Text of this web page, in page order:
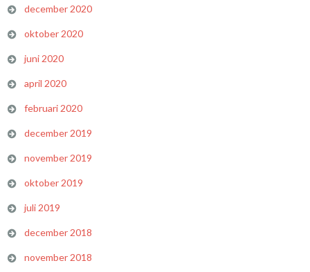
december 2020
oktober 2020
juni 2020
april 2020
februari 2020
december 2019
november 2019
oktober 2019
juli 2019
december 2018
november 2018